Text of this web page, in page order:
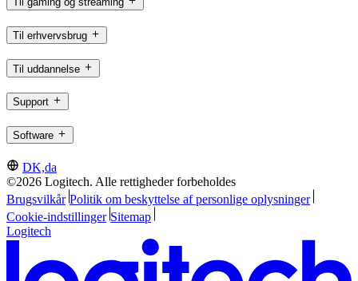
Til erhvervsbrug
Til uddannelse
Support
Software
DK,da
©2026 Logitech. Alle rettigheder forbeholdes
Brugsvilkår Politik om beskyttelse af personlige oplysninger
Cookie-indstillinger Sitemap
Logitech